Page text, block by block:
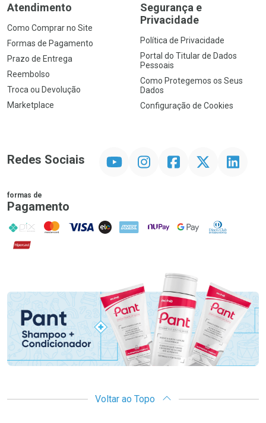
Atendimento
Como Comprar no Site
Formas de Pagamento
Prazo de Entrega
Reembolso
Troca ou Devolução
Marketplace
Segurança e
Privacidade
Política de Privacidade
Portal do Titular de Dados
Pessoais
Como Protegemos os Seus
Dados
Configuração de Cookies
Redes Sociais InstagramFacebookTwitter Linkedin
formas de
Pagamento
PIX MasterCard
VISA ELO AMEX NuPay Google PayDiners Club
Hipercard
Promoção em Destaque
Voltar ao Topo